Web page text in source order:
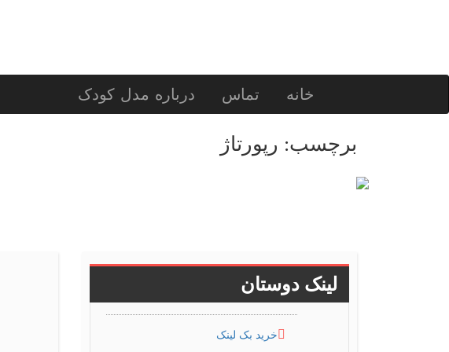
خانه تماس درباره مدل کودک
برچسب: رپورتاژ
لینک دوستان
خرید بک لینک